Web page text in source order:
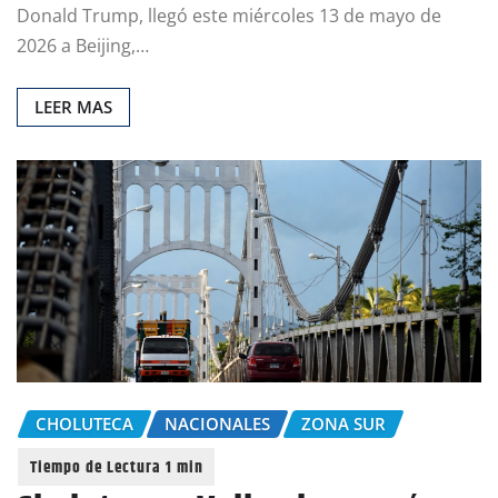
Donald Trump, llegó este miércoles 13 de mayo de
2026 a Beijing,…
LEER MAS
CHOLUTECA NACIONALES ZONA SUR